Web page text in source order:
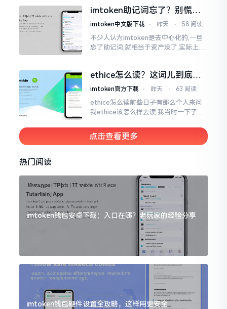
李鹏
imtoken助记词忘了？别慌，
这招能救你
imtoken中文版下载 ⋅ 昨天 ⋅ 58 阅读
不少人认为imtoken是去中心化的,一旦
忘了助记词,就相当于资产没了,实际上这
于网络连接状态
ethice怎么读？这词儿到底念
啥，别搞错了
imtoken官方下载 ⋅ 昨天 ⋅ 63 阅读
ethice怎么读前些日子有那么个人来问
我ethice该怎么样去读,我当时一下子就
着模样感觉像是ethics（伦理学）,不过
呢拼写方面却少了一个字母
点击查看更多
热门阅读
imtoken钱包安卓下载：入口在哪？老玩家的经验分享
imtoken钱包硬件设置全攻略，这样用更安全